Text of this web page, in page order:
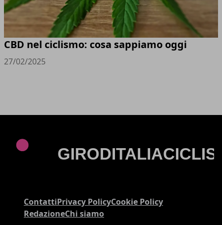
CBD nel ciclismo: cosa sappiamo oggi
27/02/2025
ContattiPrivacy PolicyCookie Policy
RedazioneChi siamo